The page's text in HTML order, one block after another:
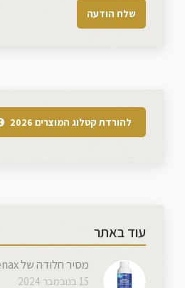
להורדת קטלוג המוצרים 2026
עוד באתר
מסיר חלודה של Tenax
15 בנובמבר 2024